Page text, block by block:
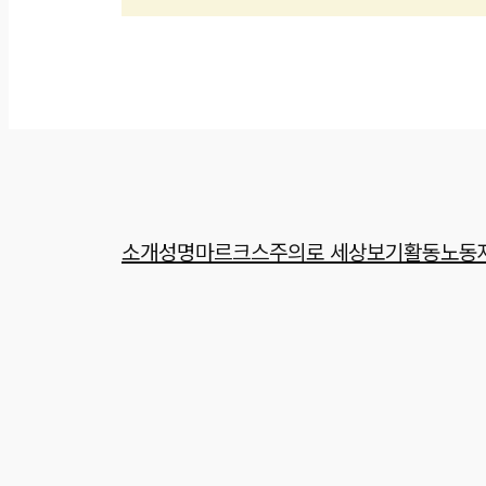
소개성명마르크스주의로 세상보기활동노동